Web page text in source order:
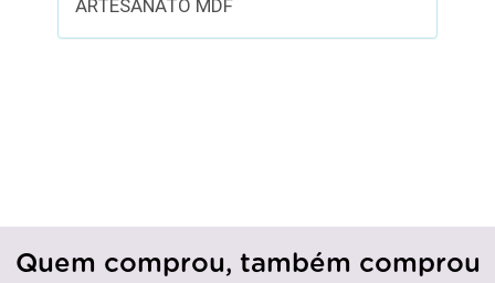
ARTESANATO MDF
Quem comprou, também comprou